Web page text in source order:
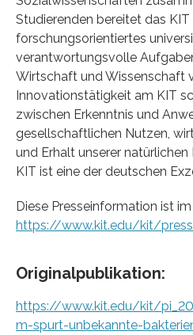
Studierenden bereitet das KIT
forschungsorientiertes
verantwortungsvolle
Wirtschaft und Wissenschaft
Innovationstätigkeit am KIT
zwischen Erkenntnis und
gesellschaftlichen Nutzen,
und Erhalt unserer
KIT ist eine der deutschen
Diese Presseinformation ist
https://www.kit.edu/kit/
Originalpublikation:
https://www.kit.edu/kit/
m-spurt-unbekannte-